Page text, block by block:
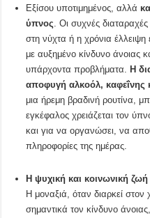
Εξίσου υποτιμημένος, αλλά
ύπνος . Οι συχνές
στη νύχτα ή η χρόνια
με αυξημένο κίνδυνο άνοιας
υπάρχοντα προβλήματα.Η
αποφυγή αλκοόλ, καφεΐνης
μια ήρεμη βραδινή ρουτίνα,
εγκέφαλος χρειάζεται τον
και για να οργανώσει, να
πληροφορίες της ημέρας.
Η ψυχική και κοινωνική ζωή
Η μοναξιά, όταν διαρκεί στον
σημαντικά τον κίνδυνο